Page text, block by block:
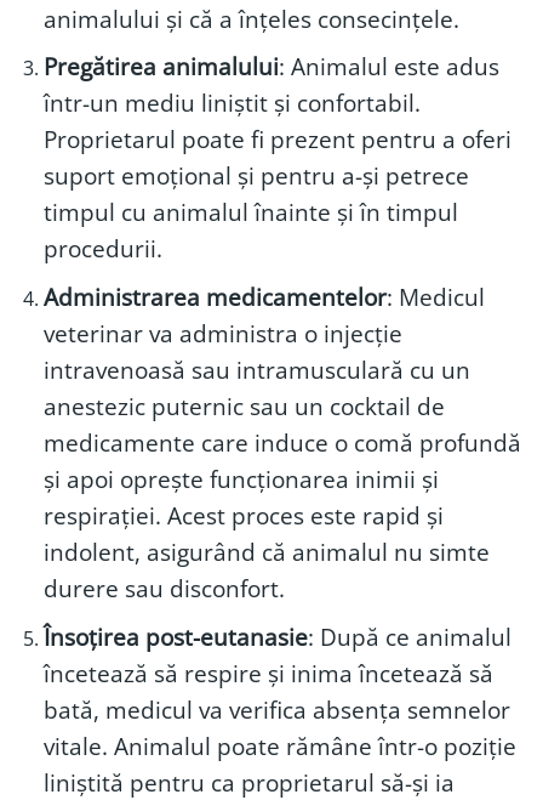
animalului și că a înțeles consecințele.
Pregătirea animalului: Animalul este adus
într-un mediu liniștit și confortabil.
Proprietarul poate fi prezent pentru a oferi
suport emoțional și pentru a-și petrece
timpul cu animalul înainte și în timpul
procedurii.
Administrarea medicamentelor: Medicul
veterinar va administra o injecție
intravenoasă sau intramusculară cu un
anestezic puternic sau un cocktail de
medicamente care induce o comă profundă
și apoi oprește funcționarea inimii și
respirației. Acest proces este rapid și
indolent, asigurând că animalul nu simte
durere sau disconfort.
Însoțirea post-eutanasie: După ce animalul
încetează să respire și inima încetează să
bată, medicul va verifica absența semnelor
vitale. Animalul poate rămâne într-o poziție
liniștită pentru ca proprietarul să-și ia